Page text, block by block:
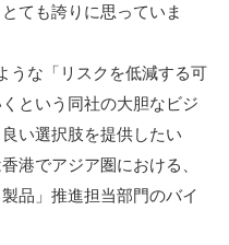
ても誇りに思っていま
うな「リスクを低減する可
という同社の大胆なビジ
い選択肢を提供したい
港でアジア圏における、
品」推進担当部門のバイ